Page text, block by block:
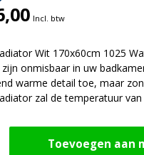
Incl. btw
Wit 170x60cm 1025
onmisbaar in uw
warme detail toe, maar
zal de temperatuur
Toevoegen aan